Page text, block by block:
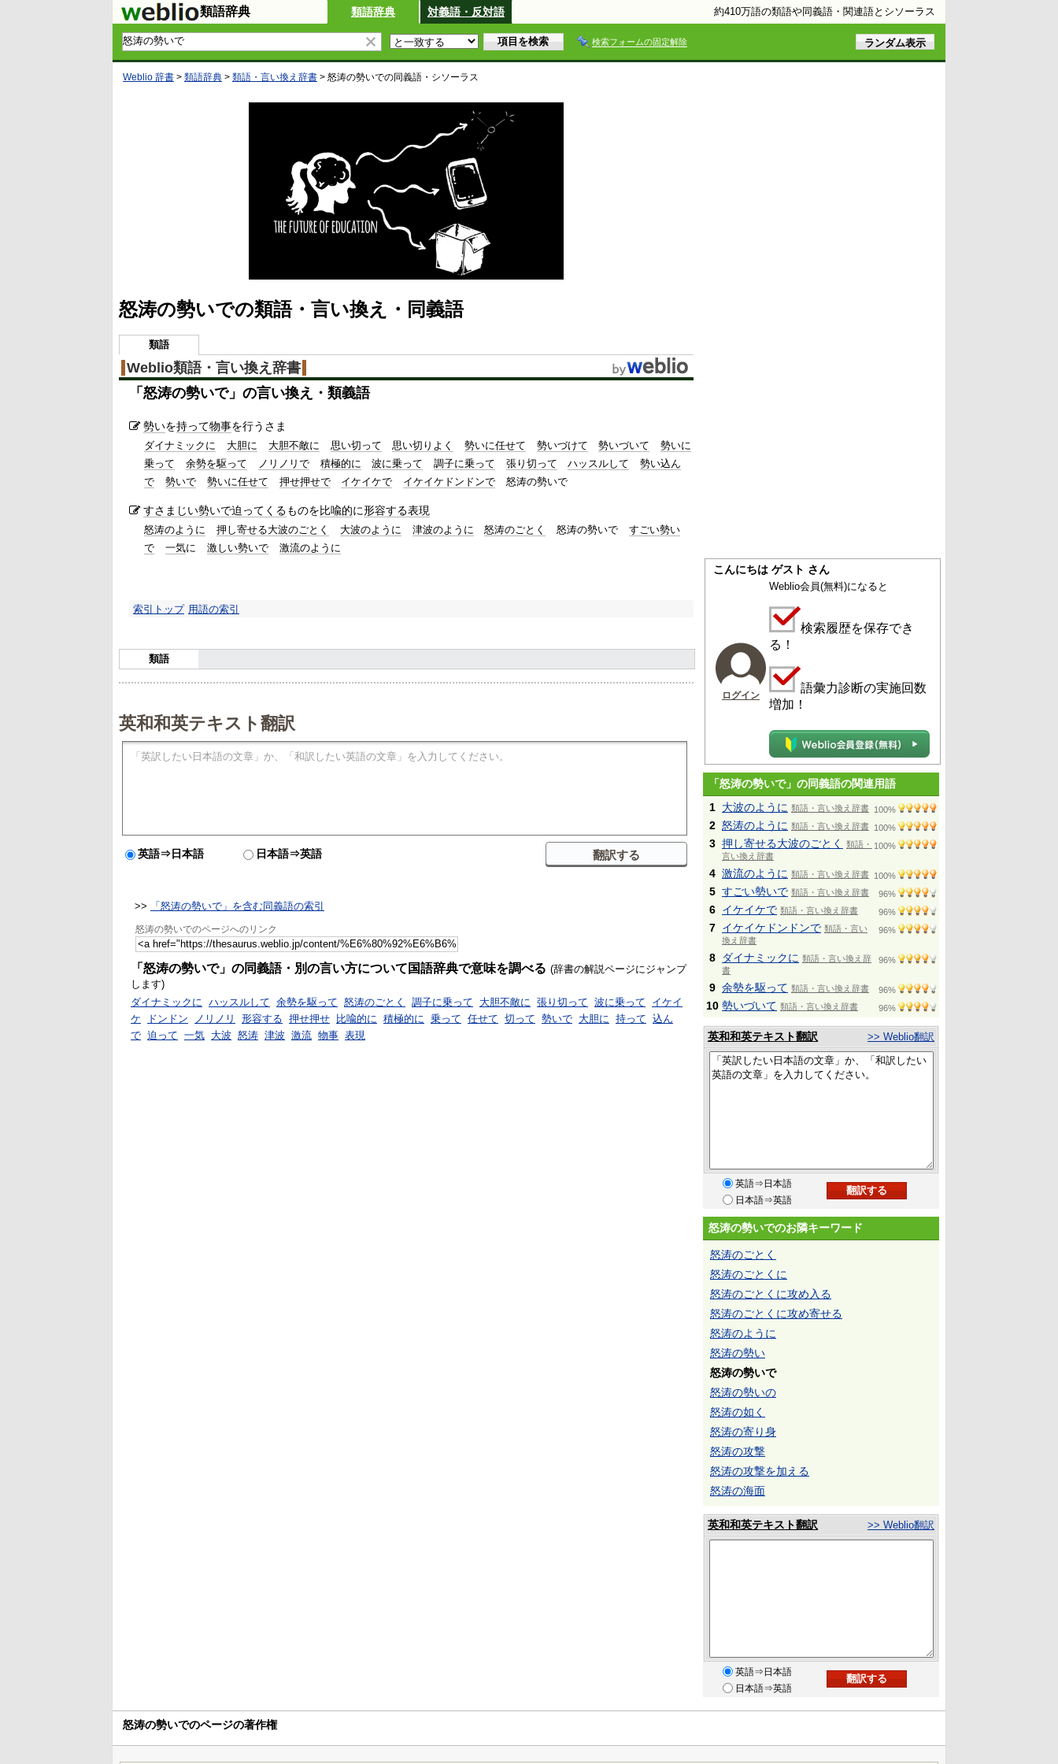
類語辞典 類語辞典 対義語・反対語 約410万語の類語や同義語・関連語とシソーラス
検索フォームの固定解除
Weblio 辞書 > 類語辞典 > 類語・言い換え辞書 > 怒涛の勢いでの同義語・シソーラス
怒涛の勢いでの類語・言い換え・同義語
類語
Weblio類語・言い換え辞書
「 怒涛の勢いで」の言い換え・類義語
勢いを持って物事を行うさま
ダイナミックに 大胆に 大胆不敵に 思い切って 思い切りよく 勢いに任せて 勢いづけて 勢いづいて
勢いに
乗って
余勢を駆って ノリノリで 積極的に 波に乗って 調子に乗って 張り切って ハッスルして
勢い込ん
で
勢いで 勢いに任せて 押せ押せで イケイケで イケイケドンドンで 怒涛の勢いで
すさまじい勢いで迫ってくるものを比喩的に形容する表現
怒涛のように 押し寄せる大波のごとく 大波のように 津波のように 怒涛のごとく 怒涛の勢いで
すごい勢い
で
一気に 激しい勢いで 激流のように
索引トップ 用語の索引
類語
英和和英テキスト翻訳
英語⇒日本語 日本語⇒英語
>> 「怒涛の勢いで」を含む同義語の索引
怒涛の勢いでのページへのリンク
「怒涛の勢いで」の同義語・別の言い方について国語辞典で意味を調べる (辞書の解説ページにジャンプ
します)
ダイナミックに ハッスルして 余勢を駆って 怒涛のごとく 調子に乗って 大胆不敵に 張り切って 波に乗って
イケイ
ケ
ドンドン ノリノリ 形容する 押せ押せ 比喩的に 積極的に 乗って 任せて 切って 勢いで 大胆に 持って 込ん
で 迫って 一気 大波 怒涛 津波 激流 物事 表現
こんにちは ゲスト さん
ログイン
Weblio会員(無料)になると
検索履歴を保存でき
る！
語彙力診断の実施回数
増加！
「怒涛の勢いで」の同義語の関連用語
1 大波のように 類語・言い換え辞書 100%
2 怒涛のように 類語・言い換え辞書 100%
3 押し寄せる大波のごとく
類語・
言い換え辞書
100%
4 激流のように 類語・言い換え辞書 100%
5 すごい勢いで 類語・言い換え辞書 96%
6 イケイケで 類語・言い換え辞書 96%
7 イケイケドンドンで 類語・言い
換え辞書
96%
8 ダイナミックに 類語・言い換え辞
書
96%
9 余勢を駆って 類語・言い換え辞書 96%
10 勢いづいて 類語・言い換え辞書 96%
英和和英テキスト翻訳 >> Weblio翻訳
英語⇒日本語
日本語⇒英語
怒涛の勢いでのお隣キーワード
怒涛のごとく
怒涛のごとくに
怒涛のごとくに攻め入る
怒涛のごとくに攻め寄せる
怒涛のように
怒涛の勢い
怒涛の勢いで
怒涛の勢いの
怒涛の如く
怒涛の寄り身
怒涛の攻撃
怒涛の攻撃を加える
怒涛の海面
英和和英テキスト翻訳 >> Weblio翻訳
英語⇒日本語
日本語⇒英語
怒涛の勢いでのページの著作権